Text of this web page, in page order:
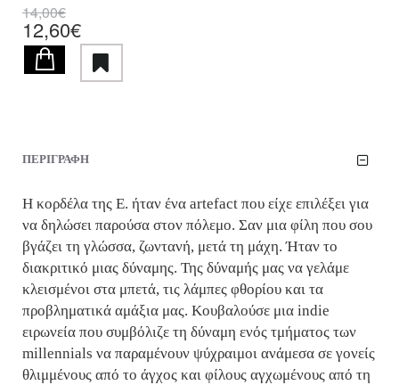
12,60€
14,00€
ΠΕΡΙΓΡΑΦΗ
Η κορδέλα της Ε. ήταν ένα artefact που είχε επιλέξει για
να δηλώσει παρούσα στον πόλεμο. Σαν μια φίλη που σου
βγάζει τη γλώσσα, ζωντανή, μετά τη μάχη. Ήταν το
διακριτικό μιας δύναμης. Της δύναμής μας να γελάμε
κλεισμένοι στα μπετά, τις λάμπες φθορίου και τα
προβληματικά αμάξια μας. Κουβαλούσε μια indie
ειρωνεία που συμβόλιζε τη δύναμη ενός τμήματος των
millennials να παραμένουν ψύχραιμοι ανάμεσα σε γονείς
θλιμμένους από το άγχος και φίλους αγχωμένους από τη